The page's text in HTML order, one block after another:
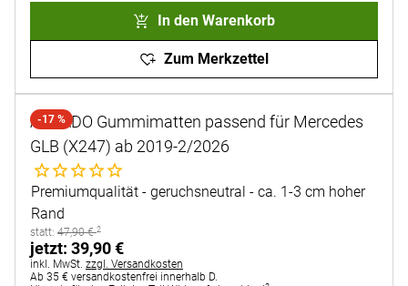
In den Warenkorb
Zum Merkzettel
-17 %
AURADO Gummimatten passend für Mercedes
GLB (X247) ab 2019-2/2026
Noch keine Bewertungen abgegeben
Premiumqualität - geruchsneutral - ca. 1-3 cm hoher
Rand
statt:
statt: 47,90€ 2
jetzt:
jetzt: 39,90€
Steuerhinweis:
inkl. MwSt. zzgl. Versandkosten
Ab 35 € versandkostenfrei innerhalb D.